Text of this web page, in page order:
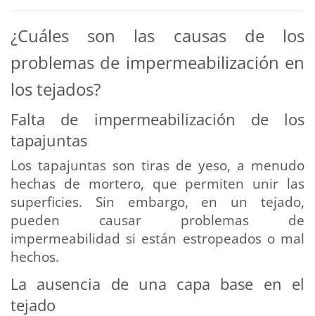
¿Cuáles son las causas de los
problemas de impermeabilización en
los tejados?
Falta de impermeabilización de los
tapajuntas
Los tapajuntas son tiras de yeso, a menudo
hechas de mortero, que permiten unir las
superficies. Sin embargo, en un tejado,
pueden causar problemas de
impermeabilidad si están estropeados o mal
hechos.
La ausencia de una capa base en el
tejado